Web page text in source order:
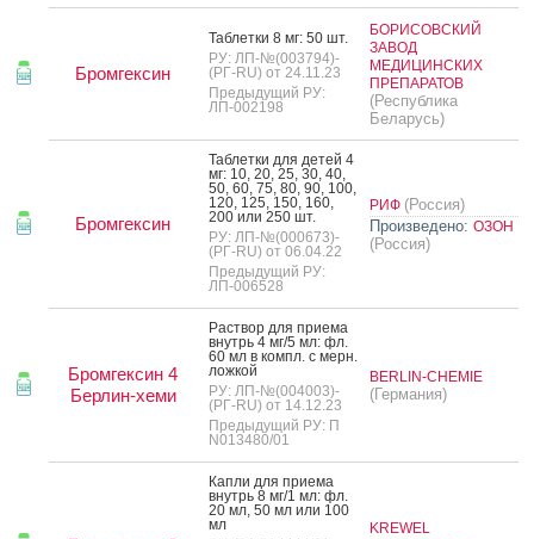
Бромгексин
Таб­летки 8 мг: 50 шт.
РУ: ЛП-№(003794)-
(РГ-RU) от 24.11.23
Предыдущий РУ:
ЛП-002198
БОРИСОВСКИЙ
ЗАВОД
МЕДИЦИНСКИХ
ПРЕПАРАТОВ
(Республика
Беларусь)
Бромгексин
Таб­летки для де­тей 4
мг: 10, 20, 25, 30, 40,
50, 60, 75, 80, 90, 100,
120, 125, 150, 160,
200 или 250 шт.
РУ: ЛП-№(000673)-
(РГ-RU) от 06.04.22
Предыдущий РУ:
ЛП-006528
РИФ (Россия)
Произведено: ОЗОН
(Россия)
Бромгексин 4
Берлин-хеми
Рас­твор для при­ема
внутрь 4 мг/5 мл: фл.
60 мл в компл. с мерн.
лож­кой
РУ: ЛП-№(004003)-
(РГ-RU) от 14.12.23
Предыдущий РУ: П
N013480/01
BERLIN-CHEMIE
(Германия)
Кап­ли для при­ема
внутрь 8 мг/1 мл: фл.
20 мл, 50 мл или 100
мл
KREWEL